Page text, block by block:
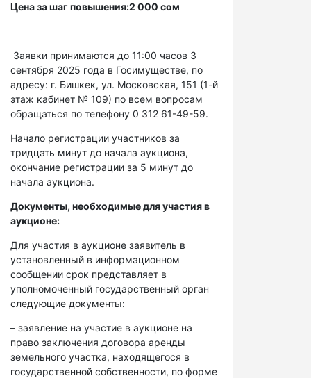
Цена за шаг повышения:2 000 сом
Заявки принимаются до 11:00 часов 3
сентября 2025 года в Госимуществе, по
адресу: г. Бишкек, ул. Московская, 151 (1-й
этаж кабинет № 109) по всем вопросам
обращаться по телефону 0 312 61-49-59.
Начало регистрации участников за
тридцать минут до начала аукциона,
окончание регистрации за 5 минут до
начала аукциона.
Документы, необходимые для участия в
аукционе:
Для участия в аукционе заявитель в
установленный в информационном
сообщении срок представляет в
уполномоченный государственный орган
следующие документы:
– заявление на участие в аукционе на
право заключения договора аренды
земельного участка, находящегося в
государственной собственности, по форме